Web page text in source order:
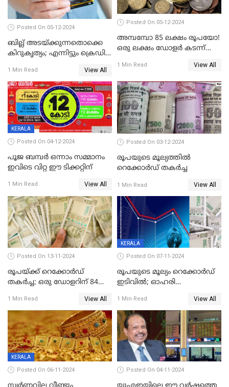
Posted On 05-12-2024
ബില്ല് അടയ്ക്കുന്നതൊക്കെ
കിറുകൃത്യം; എന്നിട്ടും ക്രെഡിറ്റ്
കൂടുന്നില്ലേ? കാരണം ഇതാണ്
1 Min Read View All
Posted On 05-12-2024
അമ്പമ്പോ 85 ലക്ഷം രൂപയോ!
ഒരു ലക്ഷം ഡോളർ കടന്ന്
1 Min Read View All
KERALA
Posted On 04-12-2024
പൂജ ബമ്പർ ഒന്നാം സമ്മാനം
ഇവിടെ വിറ്റ ഈ ടിക്കറ്റിന്
1 Min Read View All
Posted On 03-12-2024
രൂപയുടെ മൂല്യത്തില്‍
റെക്കോര്‍ഡ് തകര്‍ച്ച
1 Min Read View All
Posted On 13-11-2024
രൂപയ്ക്ക് റെക്കോർഡ്
തകര്‍ച്ച; ഒരു ഡോളറിന് 84
വിനിമയ മൂല്യം
1 Min Read View All
KERALA
Posted On 07-11-2024
രൂപയുടെ മൂല്യം റെക്കോർഡ്
ഇടിവിൽ; ഓഹരി
സെന്‍സെക്‌സ് 80,000ല്‍
താഴെ
1 Min Read View All
KERALA
Posted On 06-11-2024 Posted On 04-11-2024